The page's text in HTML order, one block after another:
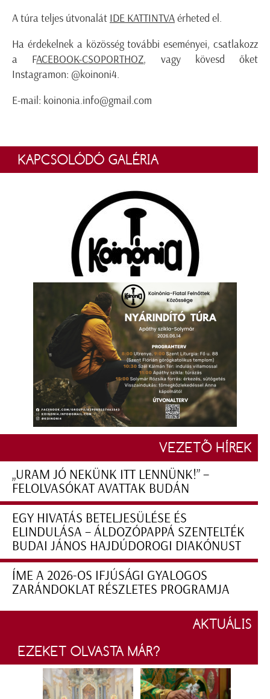
A túra teljes útvonalát IDE KATTINTVAérheted el.
Ha érdekelnek a közösség további eseményei, csatlakozz
a FACEBOOK-CSOPORTHOZ, vagy kövesd őket
Instagramon: @koinoni4.
E-mail: koinonia.info@gmail.com
KAPCSOLÓDÓ GALÉRIA
VEZETŐ HÍREK
„URAM JÓ NEKÜNK ITT LENNÜNK!” –
FELOLVASÓKAT AVATTAK BUDÁN
EGY HIVATÁS BETELJESÜLÉSE ÉS
ELINDULÁSA – ÁLDOZÓPAPPÁ SZENTELTÉK
BUDAI JÁNOS HAJDÚDOROGI DIAKÓNUST
ÍME A 2026-OS IFJÚSÁGI GYALOGOS
ZARÁNDOKLAT RÉSZLETES PROGRAMJA
AKTUÁLIS
EZEKET OLVASTA MÁR?